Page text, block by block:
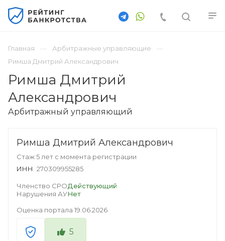
Главная
Арбитражные управляющие
Римша Дмитрий Александрович
Римша Дмитрий
Александрович
Арбитражный управляющий
Римша Дмитрий Александрович
Стаж 5 лет с момента регистрации
ИНН 270309955285
Членство СРОДействующий
Нарушения АУНет
Оценка портала 19.06.2026
5